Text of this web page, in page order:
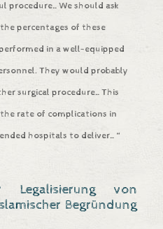
procedure…We should ask
percentages of these
in a well-equipped
They would probably
surgical procedure…This
rate of complications in
hospitals to deliver…“
von
Begründung